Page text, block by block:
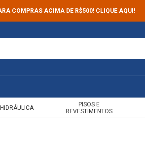
COMPRAS ACIMA DE R$500! CLIQUE AQUI!
HIDRÁULICA
PISOS E
REVESTIMENTOS